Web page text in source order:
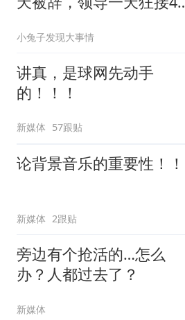
小兔子发现大事情
讲真，是球网先动手
的！！！
新媒体 57跟贴
论背景音乐的重要性！！
新媒体 2跟贴
旁边有个抢活的…怎么
办？人都过去了？
新媒体